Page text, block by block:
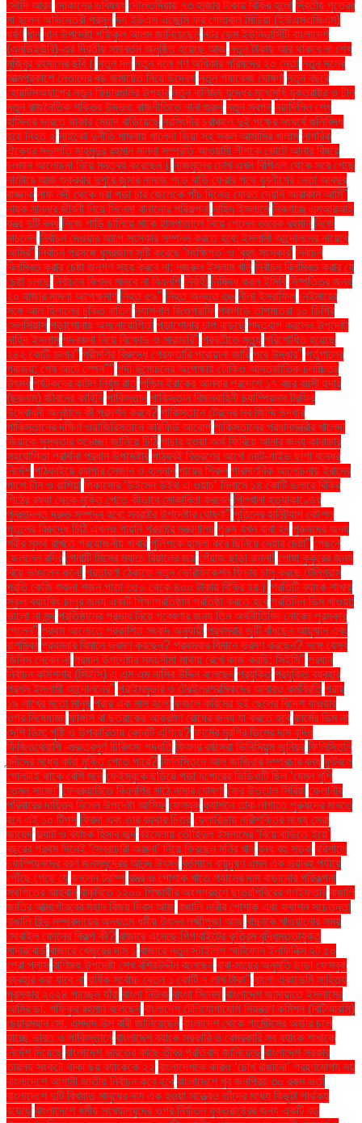
সৌদি আরব দোকানের ভবিষ্যৎ দৌলতদিয়ায় ৭৩ হাজার টাকায় বিক্রি হলো দ্বিতীয় পুত্রের
মা হলেন অভিনেত্রী প্রসূন দ্য ইউএস এজেন্সি ফর গ্লোবাল মিডিয়া (ইউএসএজিএম)
ধর্ষণ ধান ধান উপদেষ্টা শফিকুল আলম জানিয়েছেন নটর ডেম ইউনিভার্সিটি বাংলাদেশ
(এনডিইউবি)-এর দ্বিতীয় সমাবর্তন অনুষ্ঠিত হয়েছে আজ নতুন টাকায় আর থাকবে না শেখ
মুজিবুর রহমানের ছবি। নতুন দল নতুন দলে গণ অধিকার পরিষদের ২০ নেতা নতুন দলের
আত্মপ্রকাশে নেতাদের বড় জমায়েত নিয়ে উদ্বেগ নতুন প্যাকেজ ঘোষণা নতুন বছরে
হোয়াটসঅ্যাপের নতুন ফিচারগুলির উপহার নতুন বাণিজ্য যুদ্ধের মুখোমুখি যুক্তরাষ্ট্র ও চীন
নতুন রাজনৈতিক শক্তির উদ্ভব: রাজনীতিতে নানা গুঞ্জন নতুন স্বপ্ন নয়াদিল্লি শেখ
হাসিনার ভারতে থাকার মেয়াদ বাড়িয়েছে নরসিংদীর চরাঞ্চলে দুই পক্ষের সংঘর্ষে গুলিবিদ্ধ
হয়ে নিহত ২ নাইকো দুর্নীতি মামলায় খালেদা জিয়া সহ সকল আসামির খালাস নাগরিক
ঐক্যের সভাপতি মাহমুদুর রহমান মান্না সম্প্রতি আওয়ামী লীগকে ভোটে আনার বিষয়ে
চলমান আলোচনা নিয়ে মন্তব্য করেছেন। নাজমুলের চোখ এখন বিপিএল থেকে সরে গেছে
নাটোরে আজ শুক্রবার দুপুরে জুমার নামাজ পড়ে বাড়ি ফেরার পথে যুবলীগের নেতা আবদুর
রাজ্জাক নাফ নদী থেকে ধরা পড়া চার জেলেকে পাঁচ দিনেও ফেরত দেয়নি আরাকান আর্মি"
নায়ক মান্নার জীবনী নিয়ে সিনেমা বানানোর পরিকল্পনা নাহিদ ইসলামে নিকগঞ্জে এমআরআই
যন্ত্র দুটি বন্ধ নিজে গাড়ি চালিয়ে মাকে হাসপাতালে নিয়ে গেলেন তারেক রহমান নিজে
নাচলেন নির্বাচন দেওয়ার আগে সংস্কার সম্পন্ন করতে হবে: ইসলামী আন্দোলনের নায়েবে
আমির" নির্বাচন প্রসঙ্গে ধূম্রজাল সৃষ্টি করেছে 'সংক্ষিপ্ত' ও 'বৃহৎ সংস্কার' নির্বাচন
বিলম্বিত করার চেষ্টা জনগণ সহ্য করবে না: নজরুল ইসলাম খান নির্বাচন বিলম্বিত করার যে
চেষ্টা চলছে নির্বাচনে বিলম্ব মানবে না বিএনপি নির্বাহী নিষিদ্ধ করল ইসিবি নিষ্পত্তির জন্য
২০ হাজার মামলা অপেক্ষমাণ নিহত ৫৯" নিহত অন্তত ৩৬ নীলা ইসরাফিল নেইমারের
সঙ্গে আল হিলালের চুক্তি বাতিল ন্যাশনাল জিওগ্রাফি পঞ্চগড়ে তাপমাত্রা ১০ ডিগ্রি
সেলসিয়াস পড়াশোনায় অমনোযোগিতা পড়াশোনার চাপ বাড়ছে পদত্যাগ করলেন উপদেষ্টা
নাহিদ ইসলাম পদবঞ্চনা নিয়ে বিক্ষোভ ও মারামারি" পরবর্তীতে মৃত্যু পরিশোধিত হয়েছে
২৪২ কোটি ডলার" পরীমণির বিরুদ্ধে গ্রেফতারি পরোয়ানা জারি পরে উদ্ধার" পর্তুগালের
পরাজয়; শেষ আটে স্পেন"" পর্দা উন্মোচনের অপেক্ষায় টোকিও আন্তর্জাতিক চলচ্চিত্র
উৎসব পর্যটকদের কাটল নির্ঘুম রাত পশ্চিম ইরাকের আনবার প্রদেশে ১৭ বছর বয়সী হুদার
(ছদ্মনাম) জীবনের কাহিনি পাকিস্তান পাকিস্তান বিমানবাহিনী চ্যাম্পিয়নস ট্রফির
উদ্বোধনী অনুষ্ঠানে কী প্রদর্শন করবে? পাকিস্তানে ট্রেনের সব জিম্মি উদ্ধার
পাকিস্তানের দক্ষিণ ওয়াজিরিস্তানে কারফিউ আরোপ পাকিস্তানের প্রধানমন্ত্রীর খালেদা
জিয়াকে সুস্থতার শুভেচ্ছা জানিয়ে চিঠি পাচার হওয়া অর্থ ফিরিয়ে আনার জন্য কানাডার
সহযোগিতা প্রার্থনা প্রধান উপদেষ্টার পাঠ্যবই বিতরণের আগে নোট-গাইড ছাপা বন্ধের
নির্দেশ পাঠ্যবইয়ে র‍্যাপার সেজান ও হান্নান পায়ের শিকল পারমাণবিক আলোচনায় ইরানের
পাশে চীন ও রাশিয়া পিকাসোর ‘উইমেন উইথ এ ওয়াচ’ নিলামে ১৪ কোটি ডলারে বিক্রি
পিঠের ব্যথা থেকে মুক্তি পেতে কীভাবে মোকাবিলা করবেন পিলখানা হত্যাকাণ্ডের
পুনঃতদন্ত দ্রুত সম্পন্ন হবে: স্বরাষ্ট্র উপদেষ্টার ঘোষণা" পুতিনের হানিট্র্যাপ কৌশল
পুতুলের বিরুদ্ধে চিঠি এখনও পায়নি পররাষ্ট্র মন্ত্রণালয় পুরুষ যখন বাবা হন পুরুষদের জন্য
শরীর সুস্থ রাখতে প্রয়োজনীয় খাবার পুলিশকে হামলা করে ছিনিয়ে নেয়ার চেষ্টা" পেছনে
ফেললেন রদ্রি পেনাল্টি মিসের ম্যাচে রিয়ালের জয় পেঁয়াজ ছাড়া রান্না! পোষা কুকুরের জন্য
বিয়ে ভাঙলেন কনে! প্রতারণা ঠেকাতে নতুন ভেরিফিকেশন ফিচার চালু করছে টেলিগ্রাম
প্রতি কেজি শুকনা শজন পাতা ৩৫০ থেকে ৪০০ টাকায় বিক্রি হয়। প্রতিটি ব্যাংক শাখায়
স্কুল ব্যাংকিং চালুর জন্য একটি শিক্ষাপ্রতিষ্ঠান প্রতিষ্ঠা করতে হবে প্রতিদিন ডিম খাওয়া:
ভালো না মন্দ প্রতিষ্ঠানের প্রভাব নিয়ে গবেষণার জন্য তিন অর্থনীতিবিদ নোবেল পুরস্কার
পেলেন" প্রথম আলোতে প্রকাশিত সংবাদ অনুযায়ী প্রথমবার জুটি বাঁধছেন আয়ুষ্মান এবং
রাশমিকা প্রথমবার বিমানে ভ্রমণ করছেন? প্রথমবার বিমানে ভ্রমণ করছেন? সঙ্গে যেসব
জিনিস নেবেন না প্রধান উপদেষ্টার সময়সীমা মাথায় রেখে কাজ করছি: সিইসি" প্রধান
নির্বাচন কমিশনার (সিইসি) এ এম এম নাসির উদ্দিন বলেছেন প্রযুক্তি প্রযুক্তি ব্যবহার
প্রশ্ন ইসলামী আন্দোলনের" প্রাইমমুভার ও ট্রেইলরশ্রমিকদের আবারও কর্মবিরতি প্রায়
১৯ লাখের মতো মানুষ প্রায় এক মাস হলো ফজলে করিমের দুই ছেলের বিদেশ যাওয়ার
ওপর নিষেধাজ্ঞা ফাঙ্গাস বা ছত্রাকের আক্রমণ রোধের জন্য যা করতে হবে ফার্মের ডিম না
দেশি ডিম: পুষ্টি ও উপকারিতায় কোনটি এগিয়ে? ফার্মের মুরগির ডিমের দাম বৃদ্ধি
ফিজিওথেরাপি -গুরুত্বপূর্ণ চিকিৎসা পদ্ধতি ফিফার বর্ষসেরা ভিনিসিয়ুস জুনিয়র ফিলিস্তিনি
বন্দীদের মধ্যে কারা মুক্তি পেতে পারে? ফিলিস্তিনে আল জাজিরার সম্প্রচার বন্ধ ফুটবলে
গোলটাই থাকে বেশি মনে ফেইসবুকে ছড়িয়ে পড়া যশোরের ভিডিওটি ছিল ‘যেমন খুশি
তেমন সাজো’ ফেব্রুয়ারিতে বিএনপির মাঠে নামার ঘোষণা ফের উত্তাল সিরিয়া ফেলানীর
পরিবারের দায়িত্ব নিলেন উপদেষ্টা আসিফ ফেসবুক ফ্যাশনে তাক লাগাতে পুরুষদের মানতে
হবে এই ১০ টিপস ফ্রিদা এবং তার ব্যথার চিত্র ফ্লোরিডায় নারীশক্তির মধ্যে সেরা
জায়েদ ফ্ল্যাট ও ব্যাংক হিসাব জব্দ বইমেলায় তৌহিদুল ইসলামের ‘বিয়ে বাড়িতে ইয়ে’
বছরের প্রথম দিনেই ‘স্বৈরাচারী অঞ্জনা’ নিয়ে ফিরছেন মনির খান বন্ধ বহু সড়ক বরিশালে
চ্যাম্পিয়নদের বরণ জনসমুদ্রের আনন্দ উৎসব বর্তমানে বায়ুদূষণ এমন এক ভয়াবহ পর্যায়ে
পৌঁছে গেছে যে বললেন ট্রাম্প বস্ত্র ও পোশাক খাতে গ্যাসের দাম বাড়ানোর পরিকল্পনা
স্থগিতের আহ্বান বাকৃবিতে ১২০০ শিক্ষার্থীর অংশগ্রহণে ছাত্রশিবিরের গণইফতার বাঙালি
জাতির আত্মগৌরবের মহান বিজয় দিবস আজ বাঙালি নারীর পোশাক এবং ফ্যাশন সচেতনতা
বাঙালি হিন্দু সম্প্রদায়ের অন্যতম ধর্মীয় উৎসব লক্ষ্মীপূজা আজ বাচ্চাকে খাওয়ানোর সময়
মোবাইল ফোনের বিকল্প কী? বাজারে এসেছে গিগাবাইটের কৃত্রিম বুদ্ধিমত্তাযুক্ত
মাদারবোর্ড বাজারে খেজুরের দাম ১ বাজারে নতুন স্টাইলিশ স্মার্টফোন ইনফিনিক্স হট ৫০
প্রো প্লাস বাণিজ্য উপদেষ্টা শেখ বশিরউদ্দীন বলেছেন বাবা-মায়ের অনুমতি ছাড়া ফেসবুক
ব্যবহার করা যাবে না বার্ষিক সর্বোচ্চ বেতন ১ কোটি ৭ লাখ টাকা" বাংলা একাডেমি সাহিত্য
পুরস্কার ২০২৪ পাচ্ছেন যাঁরা বাংলা নিউজ বাংলা সিনেমা বাংলাদেশ জামায়াতে ইসলামের
আমির ডা. শফিকুর রহমান বলেছেন বাংলাদেশ টেলিযোগাযোগ নিয়ন্ত্রণ কমিশন (বিটিআরসি)
চেয়ারম্যান মো. এমদাদ উল বারী জানিয়েছেন বাংলাদেশ থেকে গার্মেন্টসের অর্ডার চলে
যাচ্ছে ভারত ও পাকিস্তানে বাংলাদেশ ব্যাংক সরকারি ও বেসরকারি সব ব্যাংক শাখাকে
নির্দেশ দিয়েছে বাংলাদেশ ভারতের কাছে তীব্র প্রতিবাদ জানিয়েছে বাংলাদেশ সরকার
তারল্য সংকটে থাকা ছয় ব্যাংককে ২২ বাংলাদেশকে কারও ‘চোখ রাঙানো’ গ্রহণযোগ্য নয়
বাংলাদেশে আগামী জাতীয় নির্বাচন কবে হবে বাংলাদেশে খুব জনপ্রিয় ৩০ রকম ভর্তা
বাংলাদেশে দুটি বিখ্যাত মানুষের নাম এক হওয়া সত্ত্বেও তাঁদের মধ্যে কিছুটা পার্থক্য
রয়েছে বাংলাদেশে ধর্মীয় সংখ্যালঘুদের ওপর নির্যাতন যুক্তরাষ্ট্রের জন্য একটি বড়